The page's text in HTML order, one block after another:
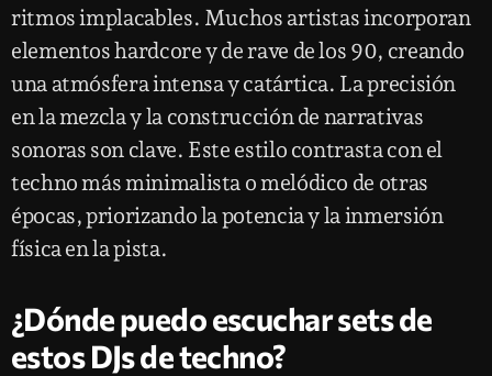
ritmos implacables. Muchos artistas incorporan
elementos hardcore y de rave de los 90, creando
una atmósfera intensa y catártica. La precisión
en la mezcla y la construcción de narrativas
sonoras son clave. Este estilo contrasta con el
techno más minimalista o melódico de otras
épocas, priorizando la potencia y la inmersión
física en la pista.
¿Dónde puedo escuchar sets de
estos DJs de techno?